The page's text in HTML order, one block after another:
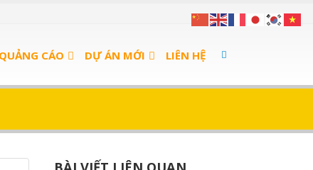
CÁO DỰ ÁN MỚI LIÊN HỆ